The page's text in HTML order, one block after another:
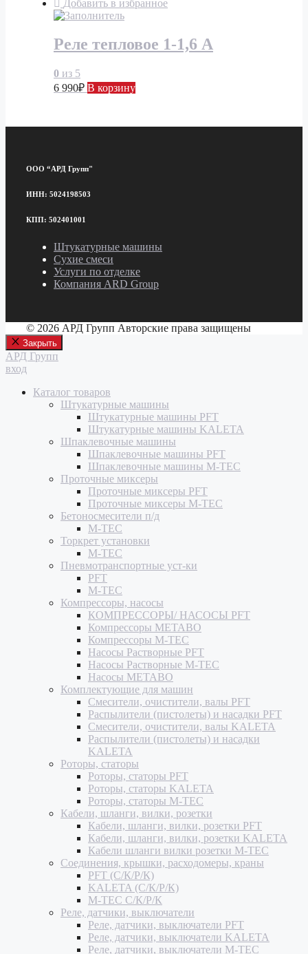
Добавить в избранное
Реле тепловое 1-1,6 А
0 из 5
6 990₽ В корзину
ООО “АРД Групп"
ИНН: 5024198503
КПП: 502401001
Штукатурные машины
Сухие смеси
Услуги по отделке
Компания ARD Group
© 2026 АРД Групп Авторские права защищены
Закрыть
АРД Групп
вход
Каталог товаров
Штукатурные машины
Штукатурные машины PFT
Штукатурные машины KALETA
Шпаклевочные машины
Шпаклевочные машины PFT
Шпаклевочные машины M-TEC
Проточные миксеры
Проточные миксеры PFT
Проточные миксеры M-TEC
Бетоносмесители п/д
M-TEC
Торкрет установки
M-TEC
Пневмотранспортные уст-ки
PFT
M-TEC
Компрессоры, насосы
КОМПРЕССОРЫ/ НАСОСЫ PFT
Компрессоры METABO
Компрессоры M-TEC
Насосы Растворные PFT
Насосы Растворные M-TEC
Насосы METABO
Комплектующие для машин
Смесители, очистители, валы PFT
Распылители (пистолеты) и насадки PFT
Смесители, очистители, валы KALETA
Распылители (пистолеты) и насадки
KALETA
Роторы, статоры
Роторы, статоры PFT
Роторы, статоры KALETA
Роторы, статоры M-TEC
Кабели, шланги, вилки, розетки
Кабели, шланги, вилки, розетки PFT
Кабели, шланги, вилки, розетки KALETA
Кабели шланги вилки розетки M-TEC
Соединения, крышки, расходомеры, краны
PFT (С/К/Р/К)
KALETA (С/К/Р/К)
M-TEC С/К/Р/К
Реле, датчики, выключатели
Реле, датчики, выключатели PFT
Реле, датчики, выключатели KALETA
Реле, датчики, выключатели M-TEC